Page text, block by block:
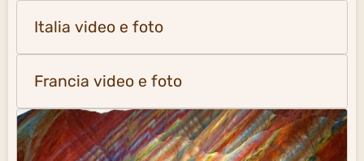
Italia video e foto
Francia video e foto